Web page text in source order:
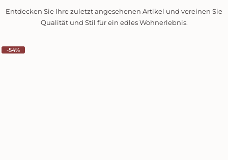
Entdecken Sie Ihre zuletzt angesehenen Artikel und vereinen Sie
Qualität und Stil für ein edles Wohnerlebnis.
-54%